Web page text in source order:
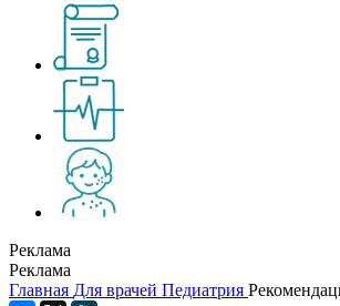
Реклама
Реклама
Главная Для врачей Педиатрия